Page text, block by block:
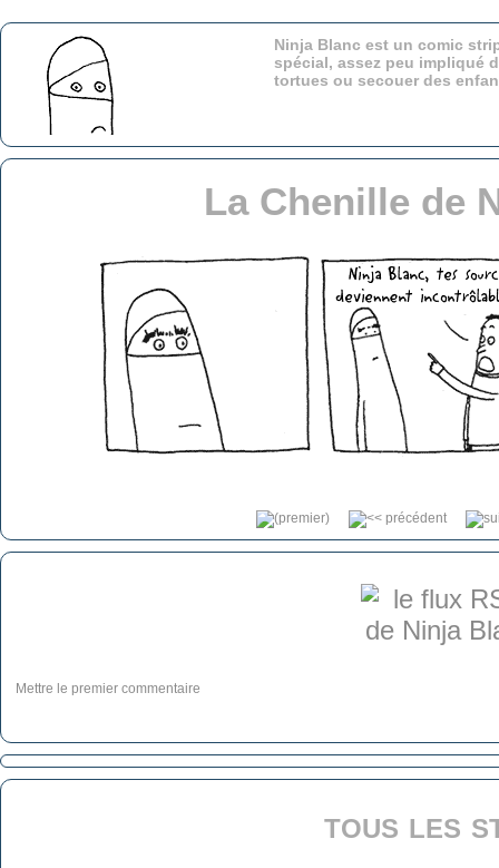
Ninja Blanc est un comic
spécial, assez peu impliqué
tortues ou secouer des
La Chenille de
Mettre le premier commentaire
tous les